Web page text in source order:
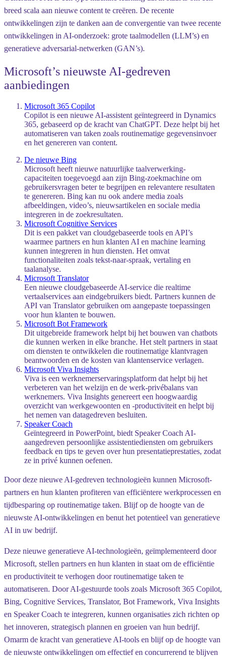
breed scala aan nieuwe content te creëren. De recente
ontwikkelingen zijn te danken aan de convergentie van twee recente
ontwikkelingen in AI-onderzoek: grote taalmodellen (LLM’s) en
generatieve adversarial-netwerken (GAN’s).
Microsoft’s nieuwste AI-gedreven
aanbiedingen
Microsoft 365 Copilot
Copilot is een nieuwe AI-assistent geïntegreerd in Dynamics
365, gebaseerd op de kracht van ChatGPT. Deze helpt bij het
automatiseren van taken zoals routinematige gegevensinvoer
en het genereren van content.
De nieuwe Bing
Microsoft heeft nieuwe natuurlijke taalverwerking-
capaciteiten toegevoegd aan zijn Bing-zoekmachine om
gebruikersvragen beter te begrijpen en relevantere resultaten
te genereren. Bing kan nu ook andere media zoals
afbeeldingen, video’s, nieuwsartikelen en sociale media
integreren in de zoekresultaten.
Microsoft Cognitive Services
Dit is een pakket van cloudgebaseerde tools en API’s
waarmee partners en hun klanten AI en machine learning
kunnen integreren in hun diensten. Het omvat
functionaliteiten zoals tekst-naar-spraak, vertaling en
taalanalyse.
Microsoft Translator
Een nieuwe cloudgebaseerde AI-service die realtime
vertaalservices aan eindgebruikers biedt. Partners kunnen de
API van Translator gebruiken om aangepaste toepassingen
voor hun klanten te bouwen.
Microsoft Bot Framework
Dit uitgebreide framework helpt bij het bouwen van chatbots
die kunnen werken in elke branche. Het stelt partners in staat
om diensten te ontwikkelen die routinematige klantvragen
beantwoorden en de kosten van klantenservice verlagen.
Microsoft Viva Insights
Viva is een werknemerservaringsplatform dat helpt bij het
verbeteren van het welzijn en de werk-privébalans van
werknemers. Viva Insights genereert een hoogwaardig
overzicht van werkgewoonten en -productiviteit en helpt bij
het nemen van datagedreven besluiten.
Speaker Coach
Geïntegreerd in PowerPoint, biedt Speaker Coach AI-
aangedreven persoonlijke assistentiediensten om gebruikers
feedback en tips te geven over hun presentatieprestaties, zodat
ze in privé kunnen oefenen.
Door deze nieuwe AI-gedreven technologieën kunnen Microsoft-
partners en hun klanten profiteren van efficiëntere werkprocessen en
tijdbesparing op routinematige taken. Blijf op de hoogte van de
nieuwste AI-ontwikkelingen en benut het potentieel van generatieve
AI in uw bedrijf.
Deze nieuwe generatieve AI-technologieën, geïmplementeerd door
Microsoft, stellen partners en hun klanten in staat om de efficiëntie
en productiviteit te verhogen door routinematige taken te
automatiseren. Door AI-gestuurde tools zoals Microsoft 365 Copilot,
Bing, Cognitive Services, Translator, Bot Framework, Viva Insights
en Speaker Coach te integreren, kunnen organisaties zich richten op
het innoveren, strategisch plannen en groeien van hun bedrijf.
Omarm de kracht van generatieve AI-tools en blijf op de hoogte van
de nieuwste ontwikkelingen om effectief en concurrerend te blijven